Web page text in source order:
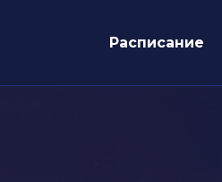
Расписание